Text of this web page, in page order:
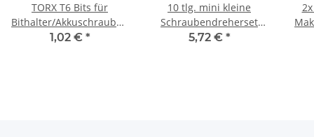
TORX T6 Bits für
Bithalter/Akkuschrauber/Schlagschrauber
Material 25 mm
1,02 € *
10 tlg. mini kleine
Schraubendreherset
Schraubenzieherset für
5,72 € *